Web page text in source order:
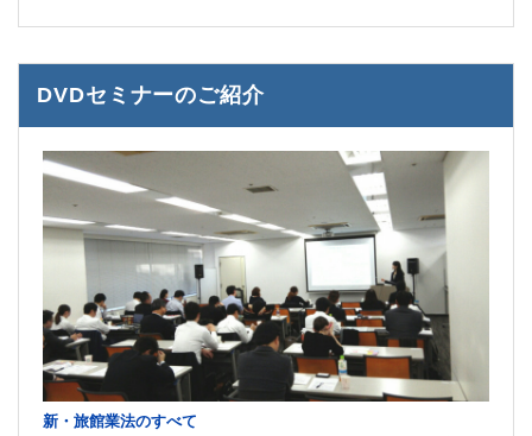
DVDセミナーのご紹介
新・旅館業法のすべて